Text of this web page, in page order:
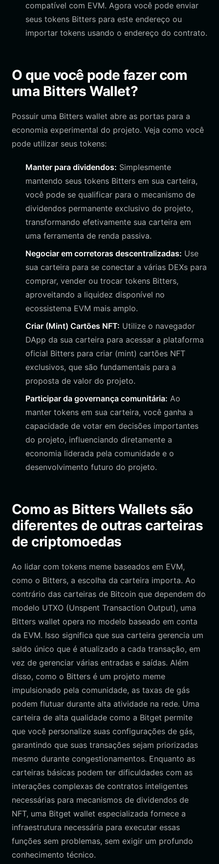
compatível com EVM. Agora você pode enviar
seus tokens Bitters para este endereço ou
importar tokens usando o endereço do contrato.
O que você pode fazer com
uma Bitters Wallet?
Possuir uma Bitters wallet abre as portas para a
economia experimental do projeto. Veja como você
pode utilizar seus tokens:
Manter para dividendos: Simplesmente
mantendo seus tokens Bitters em sua carteira,
você pode se qualificar para o mecanismo de
dividendos permanente exclusivo do projeto,
transformando efetivamente sua carteira em
uma ferramenta de renda passiva.
Negociar em corretoras descentralizadas: Use
sua carteira para se conectar a várias DEXs para
comprar, vender ou trocar tokens Bitters,
aproveitando a liquidez disponível no
ecossistema EVM mais amplo.
Criar (Mint) Cartões NFT: Utilize o navegador
DApp da sua carteira para acessar a plataforma
oficial Bitters para criar (mint) cartões NFT
exclusivos, que são fundamentais para a
proposta de valor do projeto.
Participar da governança comunitária: Ao
manter tokens em sua carteira, você ganha a
capacidade de votar em decisões importantes
do projeto, influenciando diretamente a
economia liderada pela comunidade e o
desenvolvimento futuro do projeto.
Como as Bitters Wallets são
diferentes de outras carteiras
de criptomoedas
Ao lidar com tokens meme baseados em EVM,
como o Bitters, a escolha da carteira importa. Ao
contrário das carteiras de Bitcoin que dependem do
modelo UTXO (Unspent Transaction Output), uma
Bitters wallet opera no modelo baseado em conta
da EVM. Isso significa que sua carteira gerencia um
saldo único que é atualizado a cada transação, em
vez de gerenciar várias entradas e saídas. Além
disso, como o Bitters é um projeto meme
impulsionado pela comunidade, as taxas de gás
podem flutuar durante alta atividade na rede. Uma
carteira de alta qualidade como a Bitget permite
que você personalize suas configurações de gás,
garantindo que suas transações sejam priorizadas
mesmo durante congestionamentos. Enquanto as
carteiras básicas podem ter dificuldades com as
interações complexas de contratos inteligentes
necessárias para mecanismos de dividendos de
NFT, uma Bitget wallet especializada fornece a
infraestrutura necessária para executar essas
funções sem problemas, sem exigir um profundo
conhecimento técnico.